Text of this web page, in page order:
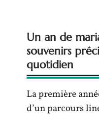
Un an de
souvenirs
quotidien
La première
d’un parcours